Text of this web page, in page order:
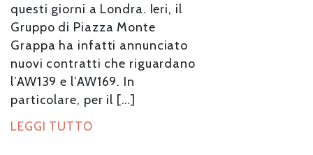
questi giorni a Londra. Ieri, il
Gruppo di Piazza Monte
Grappa ha infatti annunciato
nuovi contratti che riguardano
l’AW139 e l’AW169. In
particolare, per il […]
LEGGI TUTTO